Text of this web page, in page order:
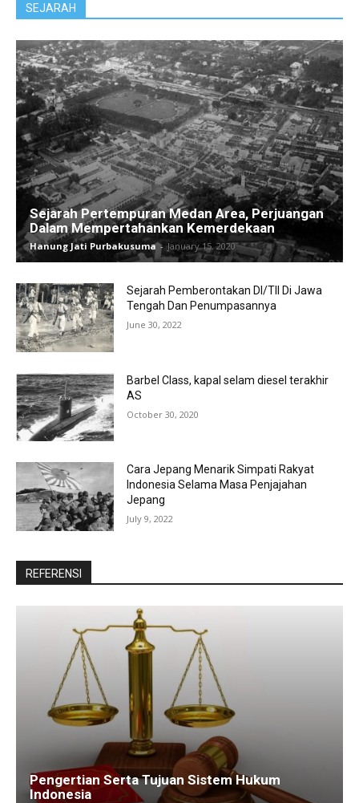
SEJARAH
Sejarah Pertempuran Medan Area, Perjuangan
Dalam Mempertahankan Kemerdekaan
Hanung Jati Purbakusuma - January 15, 2020
Sejarah Pemberontakan DI/TII Di Jawa
Tengah Dan Penumpasannya
June 30, 2022
Barbel Class, kapal selam diesel terakhir
AS
October 30, 2020
Cara Jepang Menarik Simpati Rakyat
Indonesia Selama Masa Penjajahan
Jepang
July 9, 2022
REFERENSI
Pengertian Serta Tujuan Sistem Hukum
Indonesia